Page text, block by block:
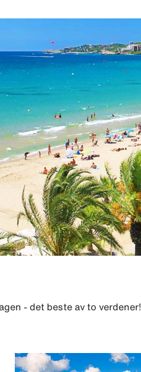
- det beste av to verdener!